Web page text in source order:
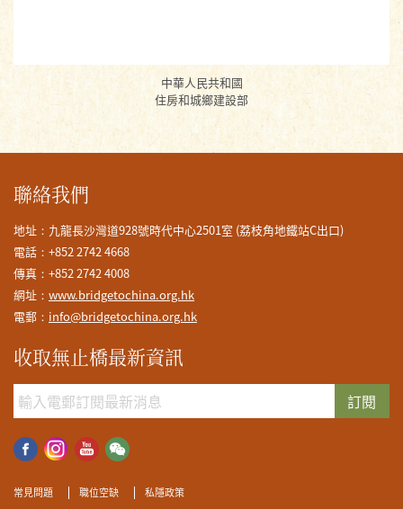
中華人民共和國
中華人民共和國
住房和城鄉建設部
聯絡我們
地址：九龍長沙灣道928號時代中心2501室 (荔枝角地鐵站C出口)
電話：+852 2742 4668
傳真：+852 2742 4008
網址： www.bridgetochina.org.hk
電郵： info@bridgetochina.org.hk
收取無止橋最新資訊
訂閱
常見問題 職位空缺 私隱政策